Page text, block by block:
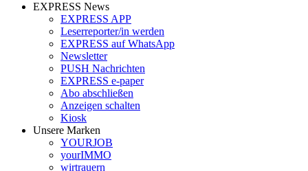
EXPRESS News
EXPRESS APP
Leserreporter/in werden
EXPRESS auf WhatsApp
Newsletter
PUSH Nachrichten
EXPRESS e-paper
Abo abschließen
Anzeigen schalten
Kiosk
Unsere Marken
YOURJOB
yourIMMO
wirtrauern